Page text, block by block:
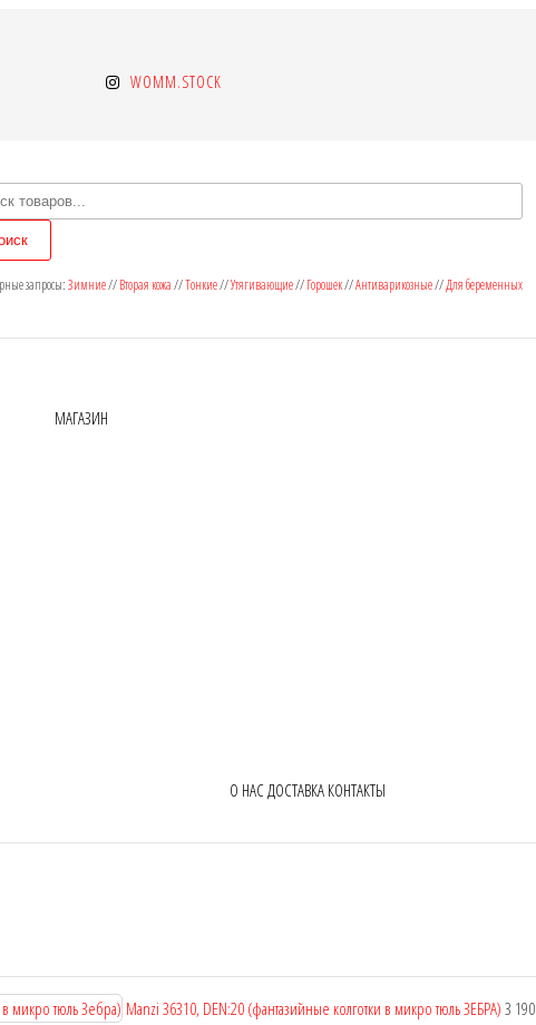
WOMM.STOCK
запросы:Зимние//Вторая кожа//Тонкие//Утягивающие//Горошек//Антиварикозные//Для беременных
МАГАЗИН
О НАС ДОСТАВКА КОНТАКТЫ
Manzi 36310, DEN:20 (фантазийные колготки в микро тюль ЗЕБРА) 3 190